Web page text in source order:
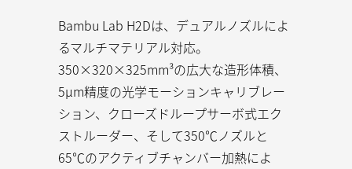
Bambu Lab H2Dは、デュアルノズルによ
るマルチマテリアル対応。
350×320×325mm³の広大な造形体積、
5μm精度の光学モーションキャリブレー
ション、クローズドループサーボ式エク
ストルーダー、そして350℃ノズルと
65℃のアクティブチャンバー加熱によ